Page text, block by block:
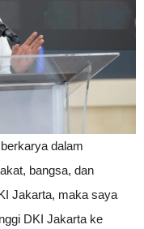
dalam
bangsa, dan
Jakarta, maka saya
DKI Jakarta ke